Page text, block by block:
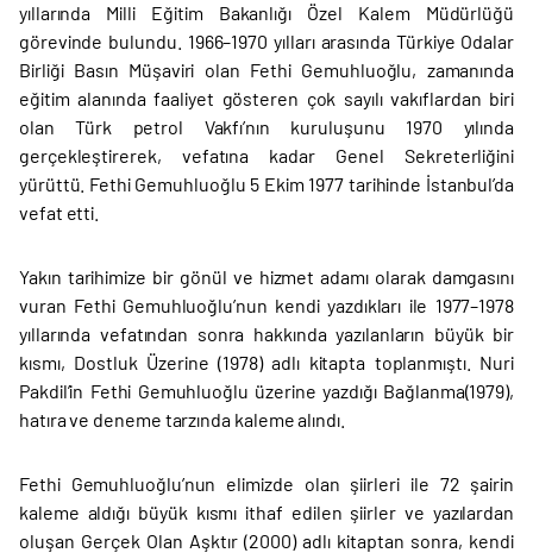
yıllarında Milli Eğitim Bakanlığı Özel Kalem Müdürlüğü
görevinde bulundu. 1966–1970 yılları arasında Türkiye Odalar
Birliği Basın Müşaviri olan Fethi Gemuhluoğlu, zamanında
eğitim alanında faaliyet gösteren çok sayılı vakıflardan biri
olan Türk petrol Vakfı’nın kuruluşunu 1970 yılında
gerçekleştirerek, vefatına kadar Genel Sekreterliğini
yürüttü. Fethi Gemuhluoğlu 5 Ekim 1977 tarihinde İstanbul’da
vefat etti.
Yakın tarihimize bir gönül ve hizmet adamı olarak damgasını
vuran Fethi Gemuhluoğlu’nun kendi yazdıkları ile 1977–1978
yıllarında vefatından sonra hakkında yazılanların büyük bir
kısmı, Dostluk Üzerine (1978) adlı kitapta toplanmıştı. Nuri
Pakdil’in Fethi Gemuhluoğlu üzerine yazdığı Bağlanma(1979),
hatıra ve deneme tarzında kaleme alındı.
Fethi Gemuhluoğlu’nun elimizde olan şiirleri ile 72 şairin
kaleme aldığı büyük kısmı ithaf edilen şiirler ve yazılardan
oluşan Gerçek Olan Aşktır (2000) adlı kitaptan sonra, kendi